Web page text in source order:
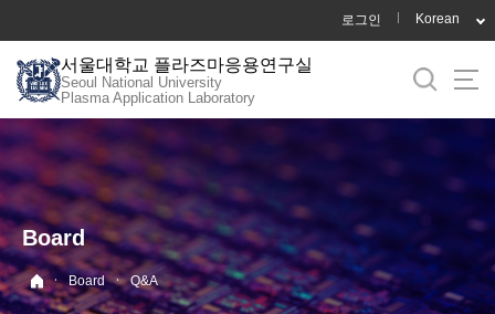
로
메
뉴
로그인 Korean
서울대학교 플라즈마응용연구실
Seoul National University
Plasma Application Laboratory
Board
· Board · Q&A